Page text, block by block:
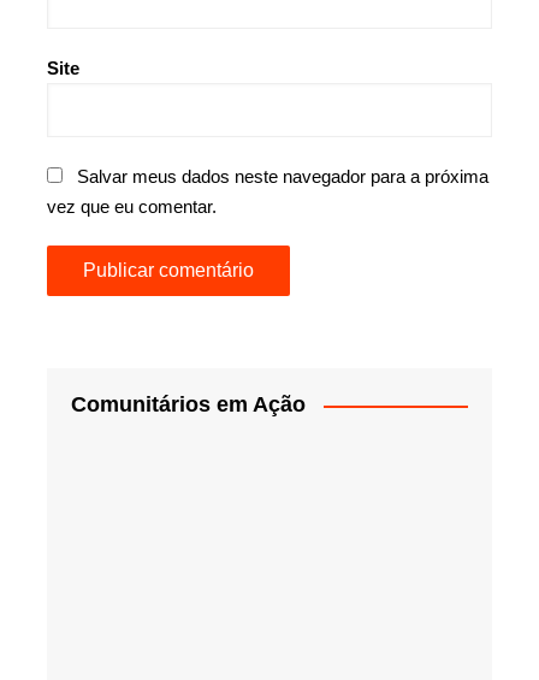
Site
Salvar meus dados neste navegador para a próxima
vez que eu comentar.
Comunitários em Ação